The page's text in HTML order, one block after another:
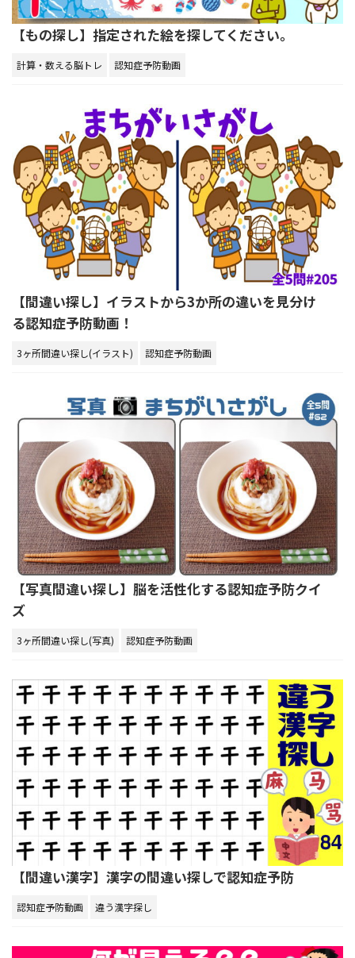
【もの探し】指定された絵を探してください。
計算・数える脳トレ 認知症予防動画
【間違い探し】イラストから3か所の違いを見分け
る認知症予防動画！
3ヶ所間違い探し(イラスト) 認知症予防動画
【写真間違い探し】脳を活性化する認知症予防クイ
ズ
3ヶ所間違い探し(写真) 認知症予防動画
【間違い漢字】漢字の間違い探しで認知症予防
認知症予防動画 違う漢字探し